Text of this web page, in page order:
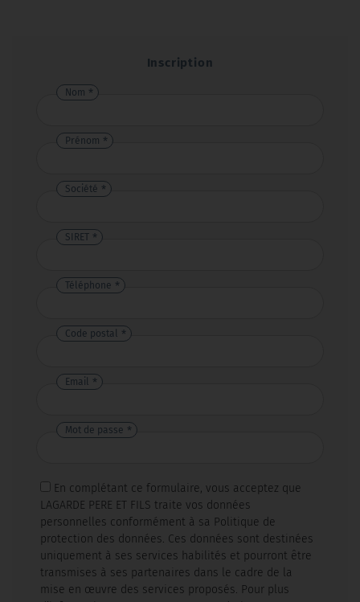
Inscription
Nom
Prénom
Société
SIRET
Téléphone
Code postal
Email
Mot de passe
En complétant ce formulaire, vous acceptez que
LAGARDE PERE ET FILS traite vos données
personnelles conformément à sa Politique de
protection des données. Ces données sont destinées
uniquement à ses services habilités et pourront être
transmises à ses partenaires dans le cadre de la
mise en œuvre des services proposés. Pour plus